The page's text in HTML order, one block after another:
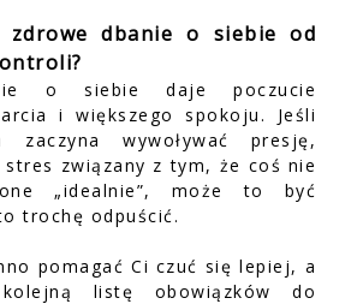
zdrowe dbanie o siebie od
o siebie daje poczucie
i większego spokoju. Jeśli
zaczyna wywoływać presję,
związany z tym, że coś nie
„idealnie”, może to być
trochę odpuścić.
pomagać Ci czuć się lepiej, a
listę obowiązków do